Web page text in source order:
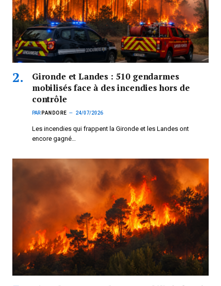
Gironde et Landes : 510 gendarmes
mobilisés face à des incendies hors de
contrôle
PAR PANDORE 24/07/2026
Les incendies qui frappent la Gironde et les Landes ont
encore gagné…